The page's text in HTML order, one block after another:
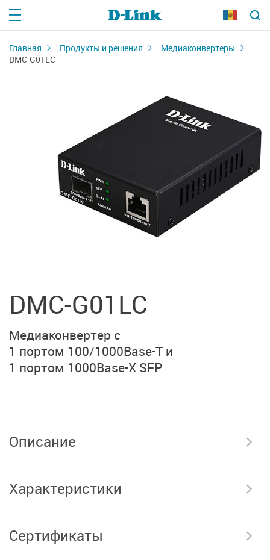
Главная Продукты и решения
Медиаконвертеры
DMC-G01LC
DMC-G01LC
Медиаконвертер с
1 портом 100/1000Base-T и
1 портом 1000Base-X SFP
Описание
Характеристики
Сертификаты